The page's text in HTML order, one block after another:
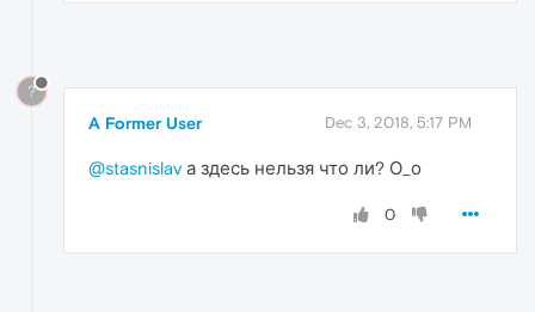
?
A Former User Dec 3, 2018, 5:17 PM
@stasnislav а здесь нельзя что ли? О_о
0